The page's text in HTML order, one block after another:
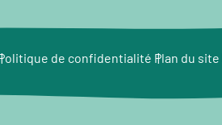
de confidentialité Plan du site